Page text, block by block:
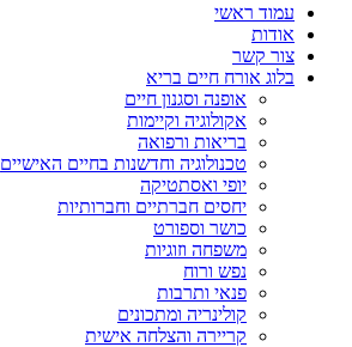
עמוד ראשי
אודות
צור קשר
בלוג אורח חיים בריא
אופנה וסגנון חיים
אקולוגיה וקיימות
בריאות ורפואה
טכנולוגיה וחדשנות בחיים האישיים
יופי ואסתטיקה
יחסים חברתיים וחברותיות
כושר וספורט
משפחה וזוגיות
נפש ורוח
פנאי ותרבות
קולינריה ומתכונים
קריירה והצלחה אישית